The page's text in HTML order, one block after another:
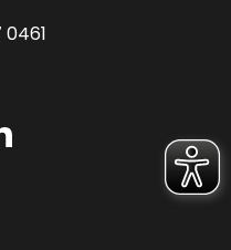
0461